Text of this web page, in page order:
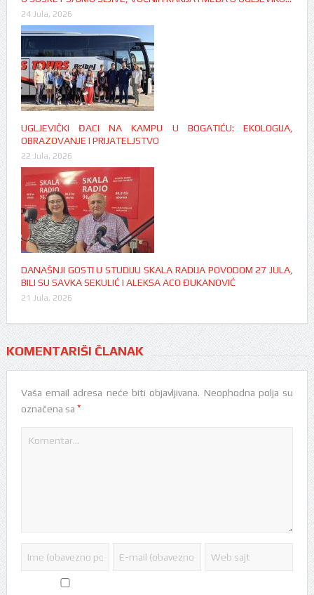
24 Jula, 2026
UGLJEVIČKI ĐACI NA KAMPU U BOGATIĆU: EKOLOGIJA,
OBRAZOVANJE I PRIJATELJSTVO
22 Jula, 2026
DANAŠNJI GOSTI U STUDIJU SKALA RADIJA POVODOM 27 JULA,
BILI SU SAVKA SEKULIĆ I ALEKSA ACO ĐUKANOVIĆ
21 Jula, 2026
KOMENTARIŠI ČLANAK
Vaša email adresa neće biti objavljivana. Neophodna polja su
označena sa *